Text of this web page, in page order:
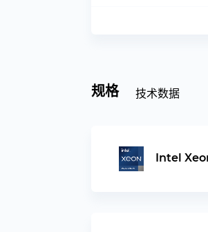
规格 技术数据
Intel